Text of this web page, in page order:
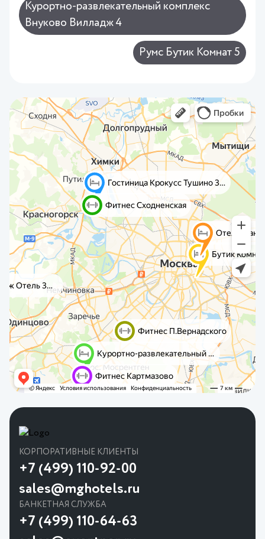
Курортно-развлекательный комплекс
Внуково Вилладж 4
Румс Бутик Комнат 5
КОРПОРАТИВНЫЕ КЛИЕНТЫ
+7 (499) 110-92-00
sales@mghotels.ru
БАНКЕТНАЯ СЛУЖБА
+7 (499) 110-64-63